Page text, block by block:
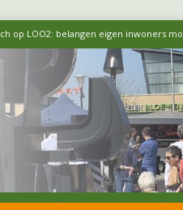
op LOO2: belangen eigen inwoners
oproep van lokale partijen uit
vacature voor onafhankelijke